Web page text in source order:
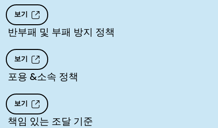
보기
반부패 및 부패 방지 정책
보기
포용 &소속 정책
보기
책임 있는 조달 기준